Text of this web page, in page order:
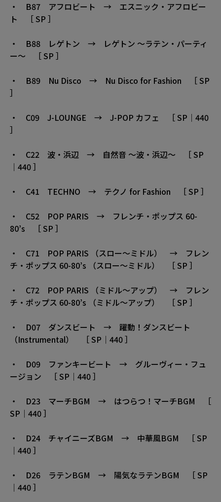
・ B87 アフロビート → エスニック・アフロビー
ト ［ SP ］
・ B88 レゲトン → レゲトン 〜ラテン・パーティ
ー〜 ［ SP ］
・ B89 Nu Disco → Nu Disco for Fashion ［ SP
］
・ C09 J-LOUNGE → J-POP カフェ ［ SP｜440
］
・ C22 波・浜辺 → 自然音 〜波・浜辺〜 ［ SP
｜440 ］
・ C41 TECHNO → テクノ for Fashion ［ SP ］
・ C52 POP PARIS → フレンチ・ポップス 60-
80’s ［ SP ］
・ C71 POP PARIS （スロー〜ミドル） → フレン
チ・ポップス 60-80’s （スロー〜ミドル） ［ SP ］
・ C72 POP PARIS （ミドル〜アップ） → フレン
チ・ポップス 60-80’s （ミドル〜アップ） ［ SP ］
・ D07 ダンスビート → 躍動！ダンスビート
（Instrumental） ［ SP｜440 ］
・ D09 ファンキービート → グルーヴィー・フュ
ージョン ［ SP｜440 ］
・ D23 マーチBGM → はつらつ！マーチBGM ［
SP｜440 ］
・ D24 チャイニーズBGM → 中華風BGM ［ SP
｜440 ］
・ D26 ラテンBGM → 陽気なラテンBGM ［ SP
｜440 ］